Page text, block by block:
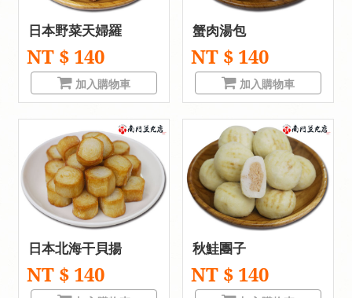
日本野菜天婦羅
NT $ 140
加入購物車
蟹肉湯包
NT $ 140
加入購物車
日本北海干貝揚
NT $ 140
秋鮭團子
NT $ 140